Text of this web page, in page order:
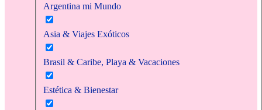
Argentina mi Mundo
Asia & Viajes Exóticos
Brasil & Caribe, Playa & Vacaciones
Estética & Bienestar